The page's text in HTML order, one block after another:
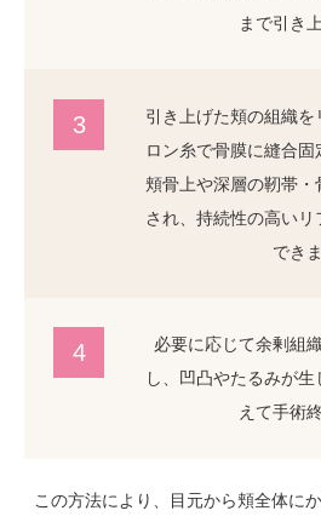
まで引き
3
引き上げた頬の組織
ロン糸で骨膜に縫合
頬骨上や深層の靭帯
され、持続性の高い
でき
4
必要に応じて余剰組
し、凹凸やたるみが
えて手術
この方法により、目元から頬全体に